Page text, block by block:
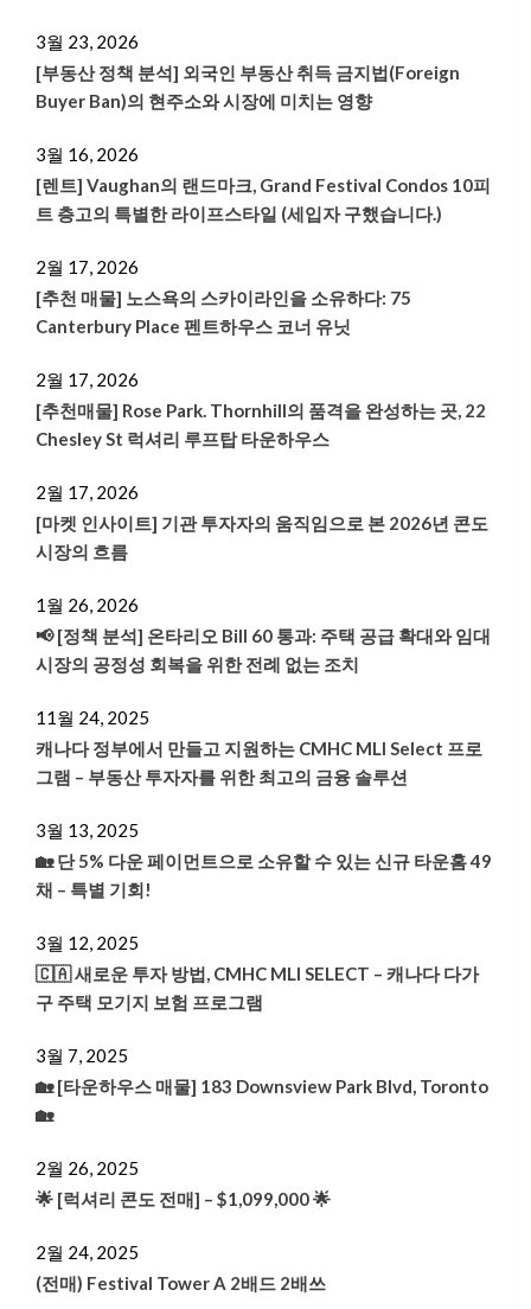
3월 23, 2026
[부동산 정책 분석] 외국인 부동산 취득 금지법(Foreign
Buyer Ban)의 현주소와 시장에 미치는 영향
3월 16, 2026
[렌트] Vaughan의 랜드마크, Grand Festival Condos 10피
트 층고의 특별한 라이프스타일 (세입자 구했습니다.)
2월 17, 2026
[추천 매물] 노스욕의 스카이라인을 소유하다: 75
Canterbury Place 펜트하우스 코너 유닛
2월 17, 2026
[추천매물] Rose Park. Thornhill의 품격을 완성하는 곳, 22
Chesley St 럭셔리 루프탑 타운하우스
2월 17, 2026
[마켓 인사이트] 기관 투자자의 움직임으로 본 2026년 콘도
시장의 흐름
1월 26, 2026
📢 [정책 분석] 온타리오 Bill 60 통과: 주택 공급 확대와 임대
시장의 공정성 회복을 위한 전례 없는 조치
11월 24, 2025
캐나다 정부에서 만들고 지원하는 CMHC MLI Select 프로
그램 – 부동산 투자자를 위한 최고의 금융 솔루션
3월 13, 2025
🏡 단 5% 다운 페이먼트으로 소유할 수 있는 신규 타운홈 49
채 – 특별 기회!
3월 12, 2025
🇨🇦 새로운 투자 방법, CMHC MLI SELECT – 캐나다 다가
구 주택 모기지 보험 프로그램
3월 7, 2025
🏡 [타운하우스 매물] 183 Downsview Park Blvd, Toronto
🏡
2월 26, 2025
🌟 [럭셔리 콘도 전매] – $1,099,000 🌟
2월 24, 2025
(전매) Festival Tower A 2배드 2배쓰